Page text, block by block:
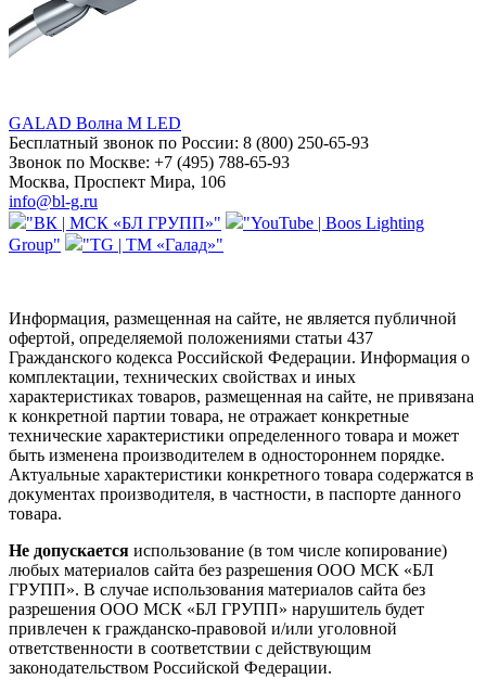
GALAD Волна M LED
Бесплатный звонок по России: 8 (800) 250-65-93
Звонок по Москве: +7 (495) 788-65-93
Москва, Проспект Мира, 106
info@bl-g.ru
"ВК | МСК «БЛ ГРУПП»"
"YouTube | Boos Lighting
Group"
"TG | ТМ «Галад»"
Информация, размещенная на сайте, не является публичной
офертой, определяемой положениями статьи 437
Гражданского кодекса Российской Федерации. Информация о
комплектации, технических свойствах и иных
характеристиках товаров, размещенная на сайте, не привязана
к конкретной партии товара, не отражает конкретные
технические характеристики определенного товара и может
быть изменена производителем в одностороннем порядке.
Актуальные характеристики конкретного товара содержатся в
документах производителя, в частности, в паспорте данного
товара.
Не допускается использование (в том числе копирование)
любых материалов сайта без разрешения ООО МСК «БЛ
ГРУПП». В случае использования материалов сайта без
разрешения ООО МСК «БЛ ГРУПП» нарушитель будет
привлечен к гражданско-правовой и/или уголовной
ответственности в соответствии с действующим
законодательством Российской Федерации.